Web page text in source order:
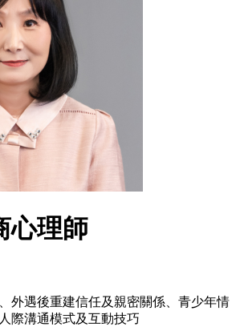
心理師
外遇後重建信任及親密關係、青少年情
際溝通模式及互動技巧